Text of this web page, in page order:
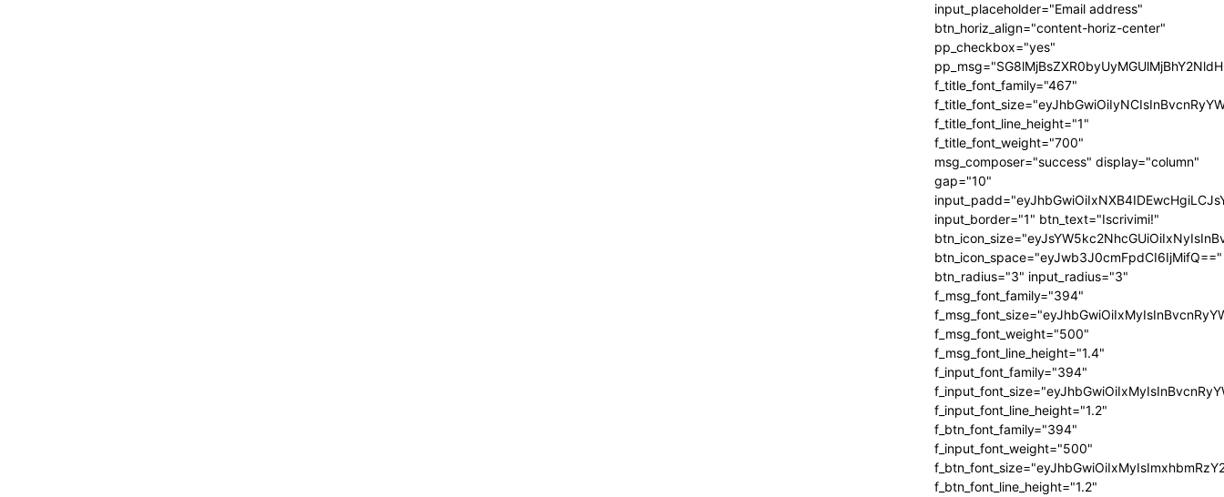
input_placeholder="Email address"
btn_horiz_align="content-horiz-center"
pp_checkbox="yes"
f_title_font_family="467"
f_title_font_line_height="1"
f_title_font_weight="700"
msg_composer="success" display="column"
gap="10"
input_border="1" btn_text="Iscrivimi!"
btn_icon_space="eyJwb3J0cmFpdCI6IjMifQ=="
btn_radius="3" input_radius="3"
f_msg_font_family="394"
f_msg_font_weight="500"
f_msg_font_line_height="1.4"
f_input_font_family="394"
f_input_font_line_height="1.2"
f_btn_font_family="394"
f_input_font_weight="500"
f_btn_font_line_height="1.2"